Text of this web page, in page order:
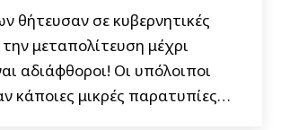
θήτευσαν σε κυβερνητικές
μεταπολίτευση μέχρι
αδιάφθοροι! Οι υπόλοιποι
κάποιες μικρές παρατυπίες…